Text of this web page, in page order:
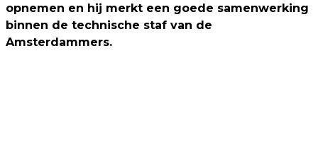
opnemen en hij merkt een goede samenwerking
binnen de technische staf van de
Amsterdammers.